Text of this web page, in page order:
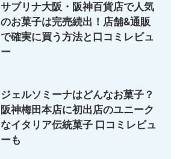
サブリナ大阪・阪神百貨店で人気
のお菓子は完売続出！店舗&通販
で確実に買う方法と口コミレビュ
ー
ジェルソミーナはどんなお菓子？
阪神梅田本店に初出店のユニーク
なイタリア伝統菓子 口コミレビュ
ーも